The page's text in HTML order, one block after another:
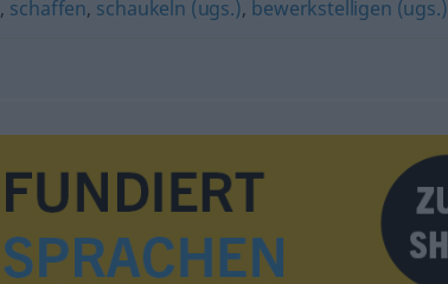
, schaffen, schaukeln (ugs.), bewerkstelligen (ugs.)